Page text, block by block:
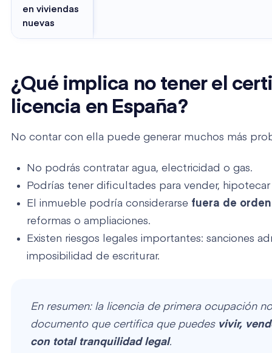
en viviendas
nuevas
¿Qué implica no tener el
licencia en España?
No contar con ella puede generar muchos más
No podrás contratar agua, electricidad o gas.
Podrías tener dificultades para vender,
El inmueble podría considerarse fuera de
reformas o ampliaciones.
Existen riesgos legales importantes: sanciones
imposibilidad de escriturar.
En resumen: la licencia de primera ocupación
documento que certifica que puedes vivir,
con total tranquilidad legal.